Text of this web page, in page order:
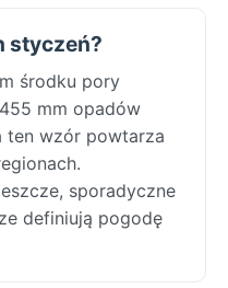
styczeń?
środku pory
mm opadów
ten wzór powtarza
sporadyczne
definiują pogodę